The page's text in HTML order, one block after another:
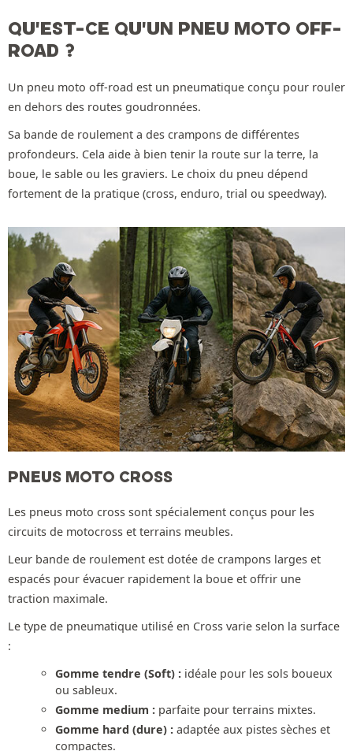
QU'EST-CE QU'UN PNEU MOTO OFF-
ROAD ?
Un pneu moto off-road est un pneumatique conçu pour rouler
en dehors des routes goudronnées.
Sa bande de roulement a des crampons de différentes
profondeurs. Cela aide à bien tenir la route sur la terre, la
boue, le sable ou les graviers. Le choix du pneu dépend
fortement de la pratique (cross, enduro, trial ou speedway).
PNEUS MOTO CROSS
Les pneus moto cross sont spécialement conçus pour les
circuits de motocross et terrains meubles.
Leur bande de roulement est dotée de crampons larges et
espacés pour évacuer rapidement la boue et offrir une
traction maximale.
Le type de pneumatique utilisé en Cross varie selon la surface
:
Gomme tendre (Soft) : idéale pour les sols boueux
ou sableux.
Gomme medium : parfaite pour terrains mixtes.
Gomme hard (dure) : adaptée aux pistes sèches et
compactes.